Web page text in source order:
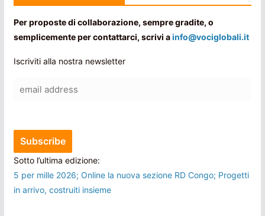
Per proposte di collaborazione, sempre gradite, o
semplicemente per contattarci, scrivi ainfo@vociglobali.it
Iscriviti alla nostra newsletter
Sotto l’ultima edizione:
5 per mille 2026; Online la nuova sezione RD Congo; Progetti
in arrivo, costruiti insieme